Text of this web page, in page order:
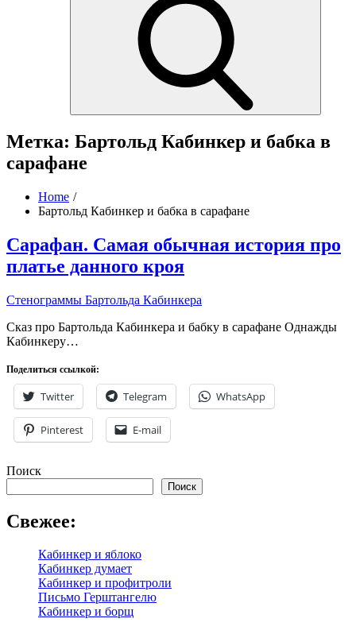
Метка: Бартольд Кабинкер и бабка в
сарафане
Home
Бартольд Кабинкер и бабка в сарафане
Сарафан. Самая обычная история про
платье данного кроя
Стенограммы Бартольда Кабинкера
Сказ про Бартольда Кабинкера и бабку в сарафане Однажды
Кабинкеру…
Поделиться ссылкой:
Twitter Telegram WhatsApp
Pinterest E-mail
Поиск
Поиск
Свежее:
Кабинкер и яблоко
Кабинкер думает
Кабинкер и профитроли
Письмо Герштангелю
Кабинкер и борщ